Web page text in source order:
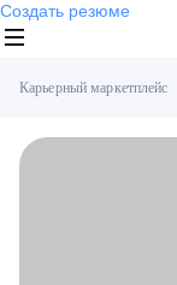
Создать резюме
Карьерный маркетплейс